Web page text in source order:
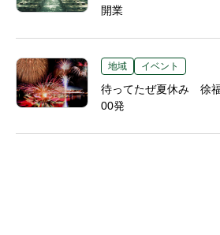
開業
地域 イベント
待ってたぜ夏休み 徐
00発